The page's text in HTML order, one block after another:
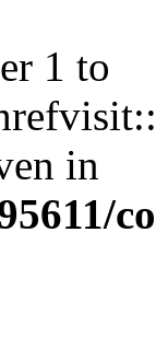
1 to
in